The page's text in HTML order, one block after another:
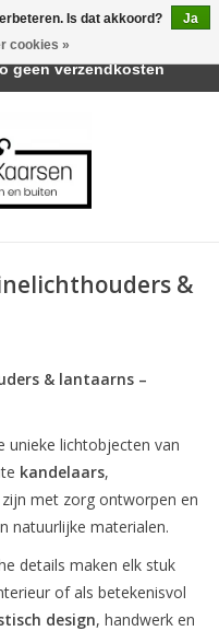
&
& lantaarns –
unieke lichtobjecten van
kandelaars,
zijn met zorg ontworpen en
natuurlijke materialen.
details maken elk stuk
of als betekenisvol
design, handwerk en
Is dat akkoord?
Ja
cookies »
Cadeau | Belvederelaan
geen verzendkosten